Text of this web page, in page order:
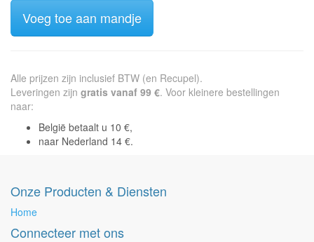
Voeg toe aan mandje
Alle prijzen zijn inclusief BTW (en Recupel).
Leveringen zijn gratis vanaf 99 €. Voor kleinere bestellingen
naar:
België betaalt u 10 €,
naar Nederland 14 €.
Onze Producten & Diensten
Home
Connecteer met ons